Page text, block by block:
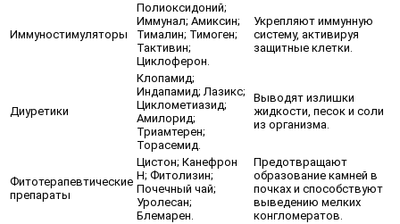
Иммуностимуляторы
Полиоксидоний;
Иммунал; Амиксин;
Тималин; Тимоген;
Тактивин;
Циклоферон.
Укрепляют иммунную
систему, активируя
защитные клетки.
Диуретики
Клопамид;
Индапамид; Лазикс;
Циклометиазид;
Амилорид;
Триамтерен;
Торасемид.
Выводят излишки
жидкости, песок и соли
из организма.
Фитотерапевтические
препараты
Цистон; Канефрон
Н; Фитолизин;
Почечный чай;
Уролесан;
Блемарен.
Предотвращают
образование камней в
почках и способствуют
выведению мелких
конгломератов.